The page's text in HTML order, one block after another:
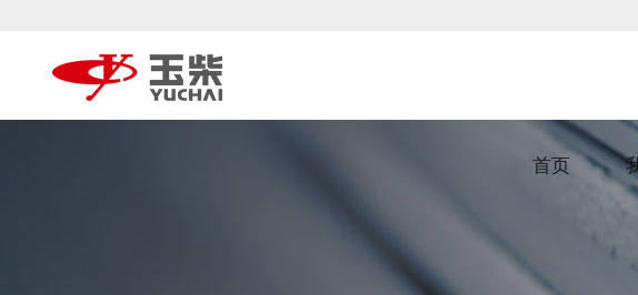
首页